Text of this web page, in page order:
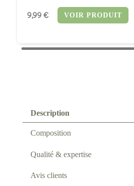
Description
Composition
Qualité & expertise
Avis clients
9,99 € VOIR PRODUIT